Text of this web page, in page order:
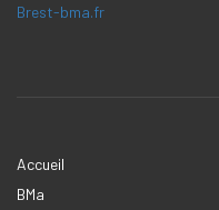
Brest-bma.fr
Accueil
BMa